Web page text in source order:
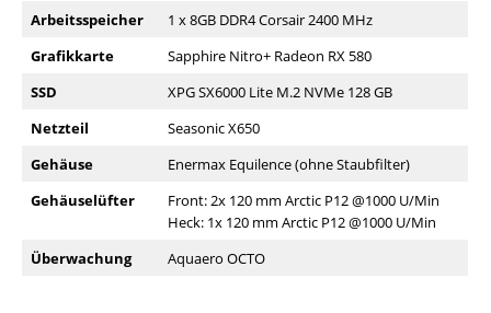
Arbeitsspeicher
1 x 8GB DDR4 Corsair 2400 MHz
Grafikkarte
Sapphire Nitro+ Radeon RX 580
SSD
XPG SX6000 Lite M.2 NVMe 128 GB
Netzteil
Seasonic X650
Gehäuse
Enermax Equilence (ohne Staubfilter)
Gehäuselüfter
Front: 2x 120 mm Arctic P12 @1000 U/Min
Heck: 1x 120 mm Arctic P12 @1000 U/Min
Überwachung
Aquaero OCTO